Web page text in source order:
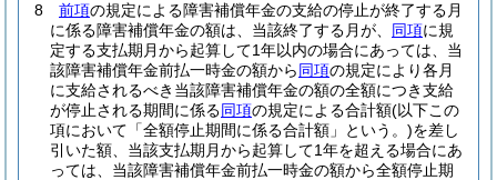
8
前項の規定による障害補償年金の支給の停止が終了する月
に係る障害補償年金の額は、当該終了する月が、 同項に規
定する支払期月から起算して1年以内の場合にあっては、当
該障害補償年金前払一時金の額から同項の規定により各月
に支給されるべき当該障害補償年金の額の全額につき支給
が停止される期間に係る同項の規定による合計額(以下この
項において「全額停止期間に係る合計額」という。)を差し
引いた額、当該支払期月から起算して1年を超える場合にあ
っては、当該障害補償年金前払一時金の額から全額停止期